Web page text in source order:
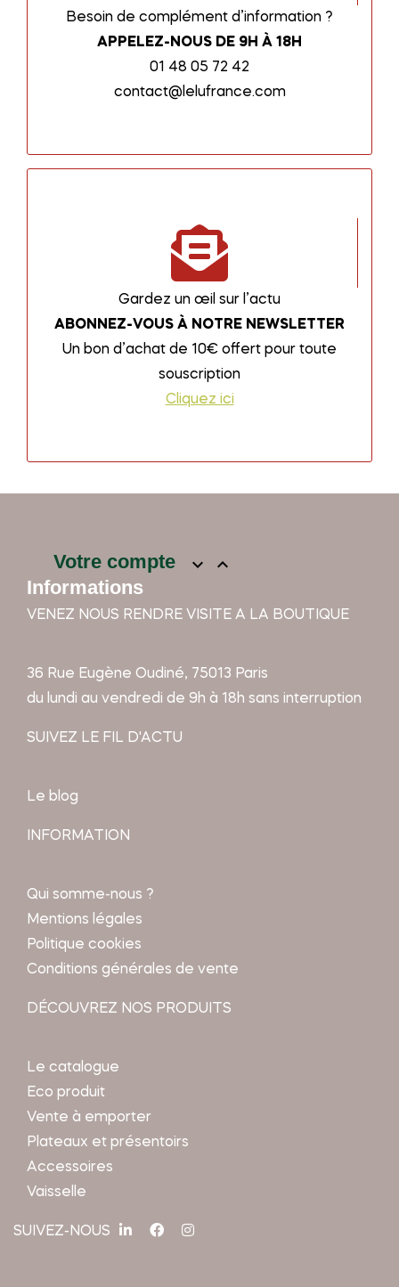
Besoin de complément d’information ?
APPELEZ-NOUS DE 9H À 18H
01 48 05 72 42
contact@lelufrance.com
Gardez un œil sur l’actu
ABONNEZ-VOUS À NOTRE NEWSLETTER
Un bon d’achat de 10€ offert pour toute
souscription
Cliquez ici
Votre compte  
Informations
VENEZ NOUS RENDRE VISITE A LA BOUTIQUE
36 Rue Eugène Oudiné, 75013 Paris
du lundi au vendredi de 9h à 18h sans interruption
SUIVEZ LE FIL D'ACTU
Le blog
INFORMATION
Qui somme-nous ?
Mentions légales
Politique cookies
Conditions générales de vente
DÉCOUVREZ NOS PRODUITS
Le catalogue
Eco produit
Vente à emporter
Plateaux et présentoirs
Accessoires
Vaisselle
SUIVEZ-NOUS